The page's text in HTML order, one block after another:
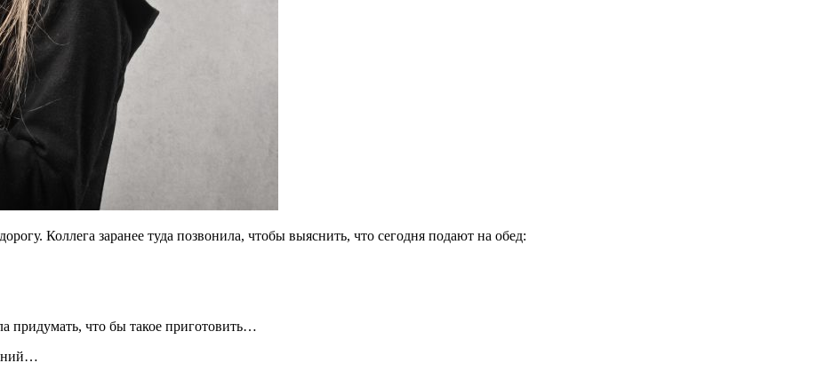
Коллега заранее туда позвонила, чтобы выяснить, что сегодня подают на обед:
придумать, что бы такое приготовить…